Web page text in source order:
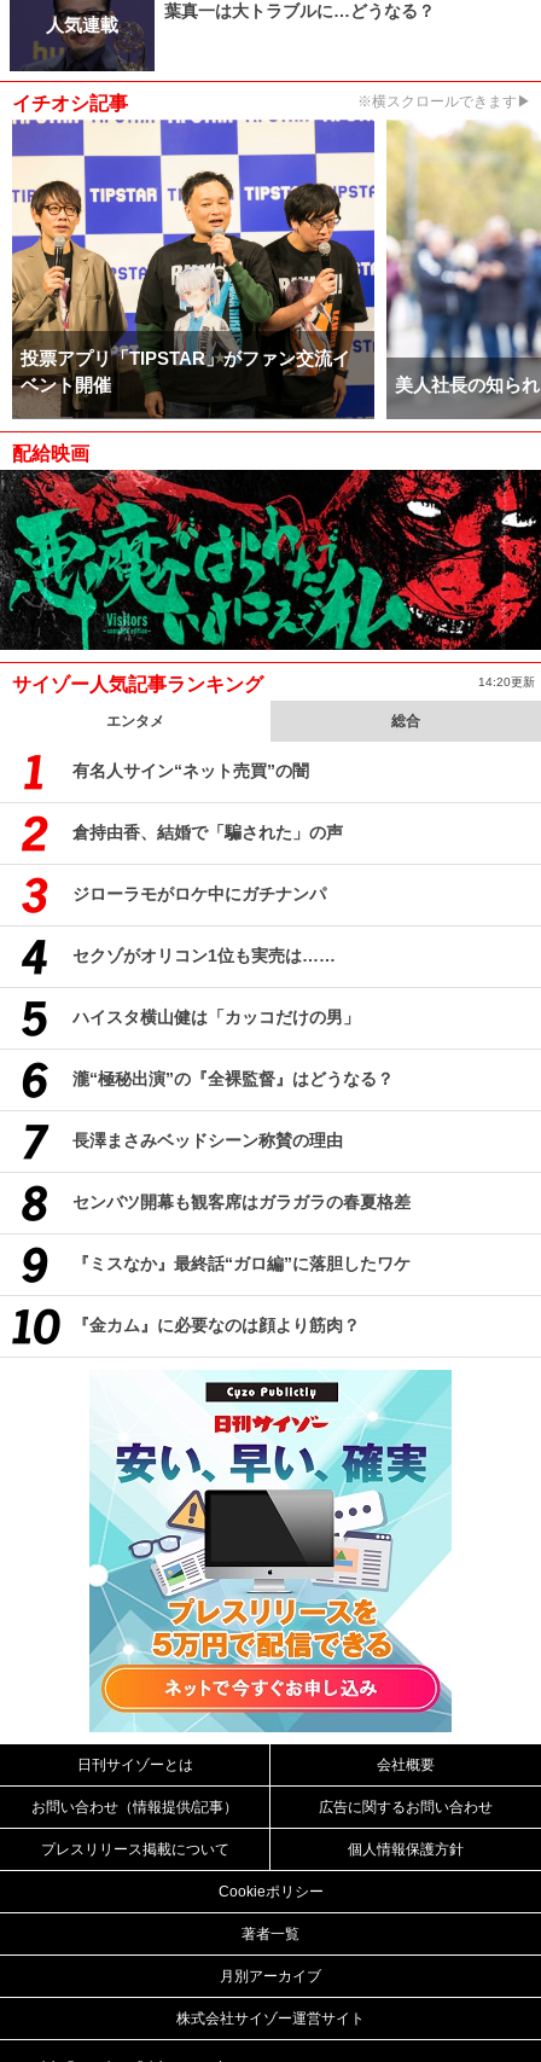
人気連載
葉真一は大トラブルに…どうなる？
イチオシ記事 ※横スクロールできます▶
投票アプリ「TIPSTAR」がファン交流イ
ベント開催
美人社長の知ら
配給映画
サイゾー人気記事ランキング 14:20更新
エンタメ 総合
有名人サイン“ネット売買”の闇
倉持由香、結婚で「騙された」の声
ジローラモがロケ中にガチナンパ
セクゾがオリコン1位も実売は……
ハイスタ横山健は「カッコだけの男」
瀧“極秘出演”の『全裸監督』はどうなる？
長澤まさみベッドシーン称賛の理由
センバツ開幕も観客席はガラガラの春夏格差
『ミスなか』最終話“ガロ編”に落胆したワケ
『金カム』に必要なのは顔より筋肉？
日刊サイゾーとは 会社概要
お問い合わせ（情報提供/記事） 広告に関するお問い合わせ
プレスリリース掲載について 個人情報保護方針
Cookieポリシー
著者一覧
月別アーカイブ
株式会社サイゾー運営サイト